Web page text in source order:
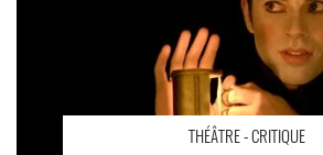
THÉÂTRE - CRITIQUE